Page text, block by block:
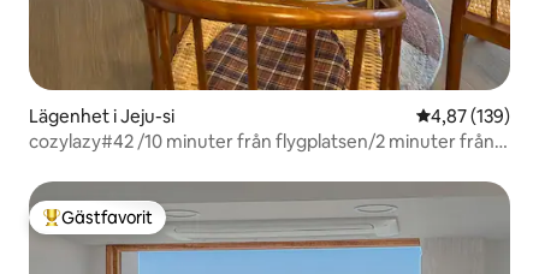
Lägenhet i Jeju-si 4,87 av 5 i
4,87 (139)
cozylazy#42 /10 minuter från flygplatsen/2 minuter från
minuter från taxfree-butiken
Populär gästfavorit
Gästfavorit